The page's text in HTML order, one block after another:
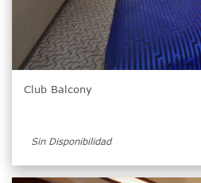
Club Balcony
Sin Disponibilidad